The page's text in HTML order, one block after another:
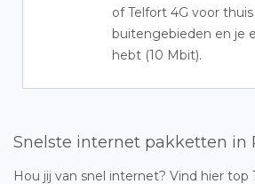
of Telfort 4G voor
buitengebieden en je
hebt (10 Mbit).
Snelste internet pakketten in
Hou jij van snel internet? Vind hier top